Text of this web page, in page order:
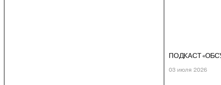
ПОДКАСТ
03 июля 2026